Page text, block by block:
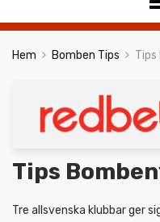
Hem Bomben Tips Tips
Tips
Tre allsvenska klubbar ger